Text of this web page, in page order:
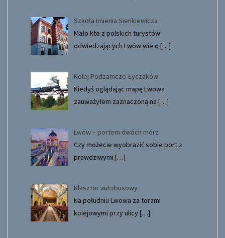
Szkoła imienia Sienkiewicza
Mało kto z polskich turystów
odwiedzających Lwów wie o […]
Kolej Podzamcze-Łyczaków
Kiedyś oglądając mapę Lwowa
zauważyłem zaznaczoną na […]
Lwów – portem dwóch mórz
Czy możecie wyobrazić sobie port z
prawdziwymi […]
Klasztor autobusowy
Na południu Lwowa za torami
kolejowymi przy ulicy[…]